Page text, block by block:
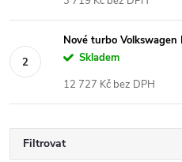
Nové turbo
Skladem
12 727 Kč bez DPH
Filtrovat